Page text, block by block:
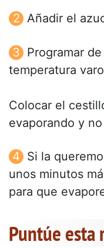
Añadir el
Programar
temperatura
Colocar el
evaporando y
Si la
unos minutos
para que
Puntúe esta